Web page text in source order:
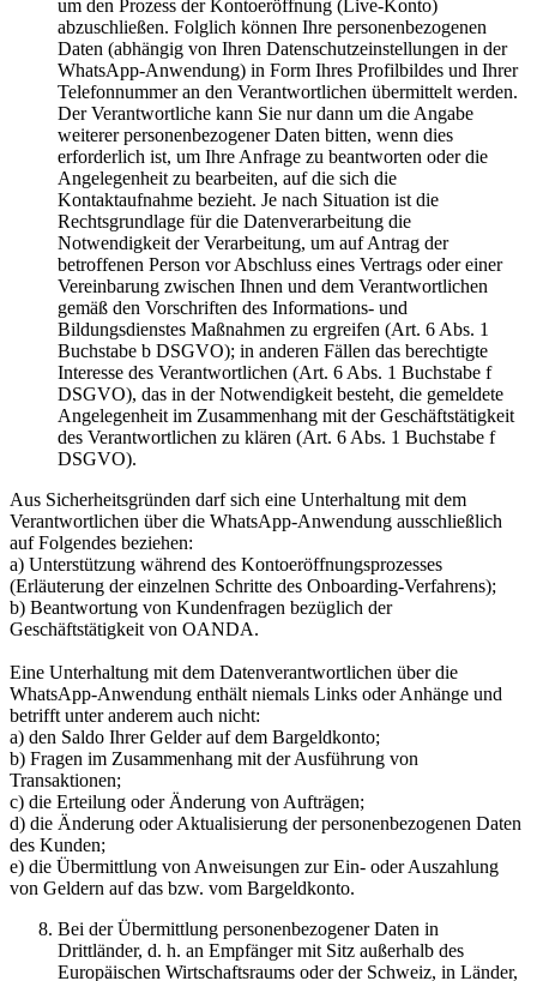
um den Prozess der Kontoeröffnung (Live-Konto)
abzuschließen. Folglich können Ihre personenbezogenen
Daten (abhängig von Ihren Datenschutzeinstellungen in der
WhatsApp-Anwendung) in Form Ihres Profilbildes und Ihrer
Telefonnummer an den Verantwortlichen übermittelt werden.
Der Verantwortliche kann Sie nur dann um die Angabe
weiterer personenbezogener Daten bitten, wenn dies
erforderlich ist, um Ihre Anfrage zu beantworten oder die
Angelegenheit zu bearbeiten, auf die sich die
Kontaktaufnahme bezieht. Je nach Situation ist die
Rechtsgrundlage für die Datenverarbeitung die
Notwendigkeit der Verarbeitung, um auf Antrag der
betroffenen Person vor Abschluss eines Vertrags oder einer
Vereinbarung zwischen Ihnen und dem Verantwortlichen
gemäß den Vorschriften des Informations- und
Bildungsdienstes Maßnahmen zu ergreifen (Art. 6 Abs. 1
Buchstabe b DSGVO); in anderen Fällen das berechtigte
Interesse des Verantwortlichen (Art. 6 Abs. 1 Buchstabe f
DSGVO), das in der Notwendigkeit besteht, die gemeldete
Angelegenheit im Zusammenhang mit der Geschäftstätigkeit
des Verantwortlichen zu klären (Art. 6 Abs. 1 Buchstabe f
DSGVO).
Aus Sicherheitsgründen darf sich eine Unterhaltung mit dem
Verantwortlichen über die WhatsApp-Anwendung ausschließlich
auf Folgendes beziehen:
a) Unterstützung während des Kontoeröffnungsprozesses
(Erläuterung der einzelnen Schritte des Onboarding-Verfahrens);
b) Beantwortung von Kundenfragen bezüglich der
Geschäftstätigkeit von OANDA.
Eine Unterhaltung mit dem Datenverantwortlichen über die
WhatsApp-Anwendung enthält niemals Links oder Anhänge und
betrifft unter anderem auch nicht:
a) den Saldo Ihrer Gelder auf dem Bargeldkonto;
b) Fragen im Zusammenhang mit der Ausführung von
Transaktionen;
c) die Erteilung oder Änderung von Aufträgen;
d) die Änderung oder Aktualisierung der personenbezogenen Daten
des Kunden;
e) die Übermittlung von Anweisungen zur Ein- oder Auszahlung
von Geldern auf das bzw. vom Bargeldkonto.
Bei der Übermittlung personenbezogener Daten in
Drittländer, d. h. an Empfänger mit Sitz außerhalb des
Europäischen Wirtschaftsraums oder der Schweiz, in Länder,